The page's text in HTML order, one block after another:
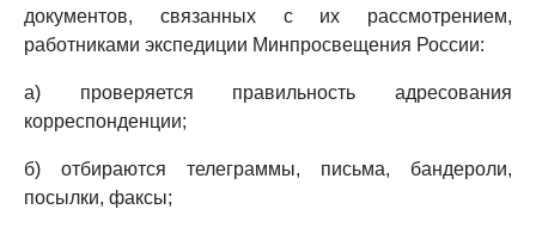
документов, связанных с их рассмотрением,
работниками экспедиции Минпросвещения России:
а) проверяется правильность адресования
корреспонденции;
б) отбираются телеграммы, письма, бандероли,
посылки, факсы;